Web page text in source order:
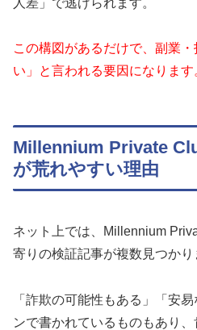
この構図があるだけで、副業
い」と言われる要因になります
Millennium Private
が荒れやすい理由
ネット上では、Millennium
寄りの検証記事が複数見つかり
「詐欺の可能性もある」「安
ンで書かれているものもあり